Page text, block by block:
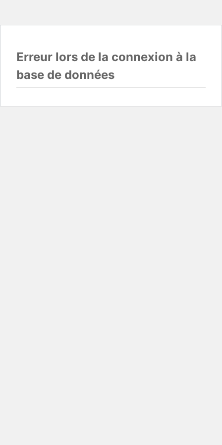
Erreur lors de la connexion à la
base de données